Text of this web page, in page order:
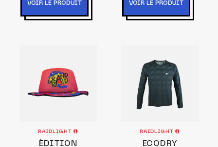
VOIR LE PRODUIT VOIR LE PRODUIT
RAIDLIGHT
ÉDITION
RAIDLIGHT
ECODRY